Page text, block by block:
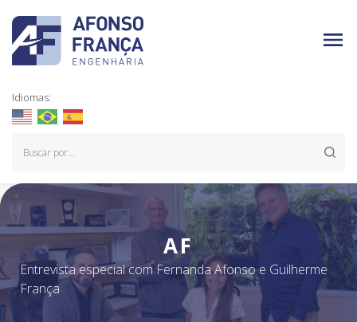
Idiomas:
AF
Entrevista especial com Fernanda Afonso e Guilherme
França